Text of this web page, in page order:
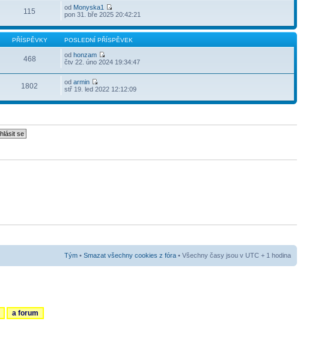
115 od Monyska1
pon 31. bře 2025 20:42:21
PŘÍSPĚVKY POSLEDNÍ PŘÍSPĚVEK
468 odhonzam
čtv 22. úno 2024 19:34:47
1802 odarmin
stř 19. led 2022 12:12:09
Tým • Smazat všechny cookies z fóra • Všechny časy jsou v UTC + 1 hodina
a forum